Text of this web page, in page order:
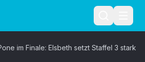
im Finale: Elsbeth setzt Staffel 3 stark
Nutzungsbedingungen